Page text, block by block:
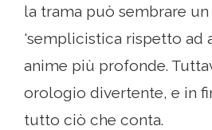
la trama può sembrare
'semplicistica rispetto ad
anime più profonde.
orologio divertente, e in
tutto ciò che conta.